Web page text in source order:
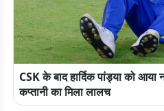
CSK के बाद हार्दिक पांड्या को
कप्तानी का मिला लालच